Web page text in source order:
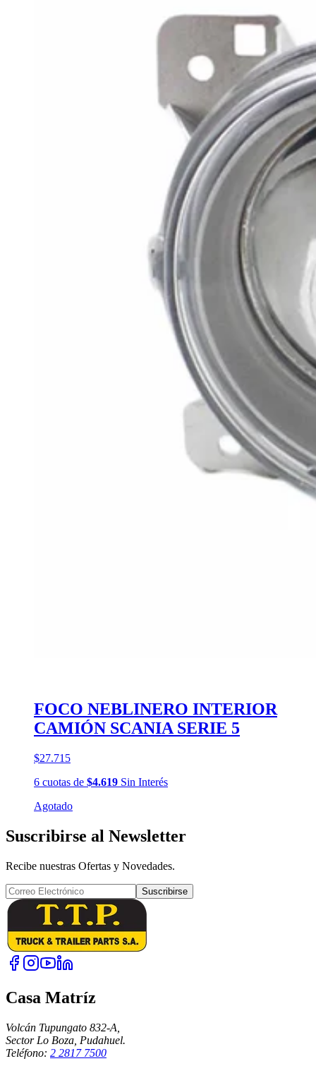
FOCO NEBLINERO INTERIOR
CAMIÓN SCANIA SERIE 5
$27.715
6 cuotas de $4.619 Sin Interés
Agotado
Suscribirse al Newsletter
Recibe nuestras Ofertas y Novedades.
Suscribirse
Casa Matríz
Volcán Tupungato 832-A,
Sector Lo Boza, Pudahuel.
Teléfono: 2 2817 7500